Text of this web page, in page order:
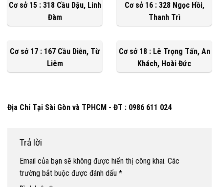
Cơ sở 15 : 318 Cầu Dậu, Linh
Đàm
Cơ sở 16 : 328 Ngọc Hồi,
Thanh Trì
Cơ sở 17 : 167 Cầu Diễn, Từ
Liêm
Cơ sở 18 : Lê Trọng Tấn, An
Khách, Hoài Đức
Địa Chỉ Tại Sài Gòn và TPHCM - ĐT : 0986 611 024
Trả lời
Email của bạn sẽ không được hiển thị công khai. Các
trường bắt buộc được đánh dấu *